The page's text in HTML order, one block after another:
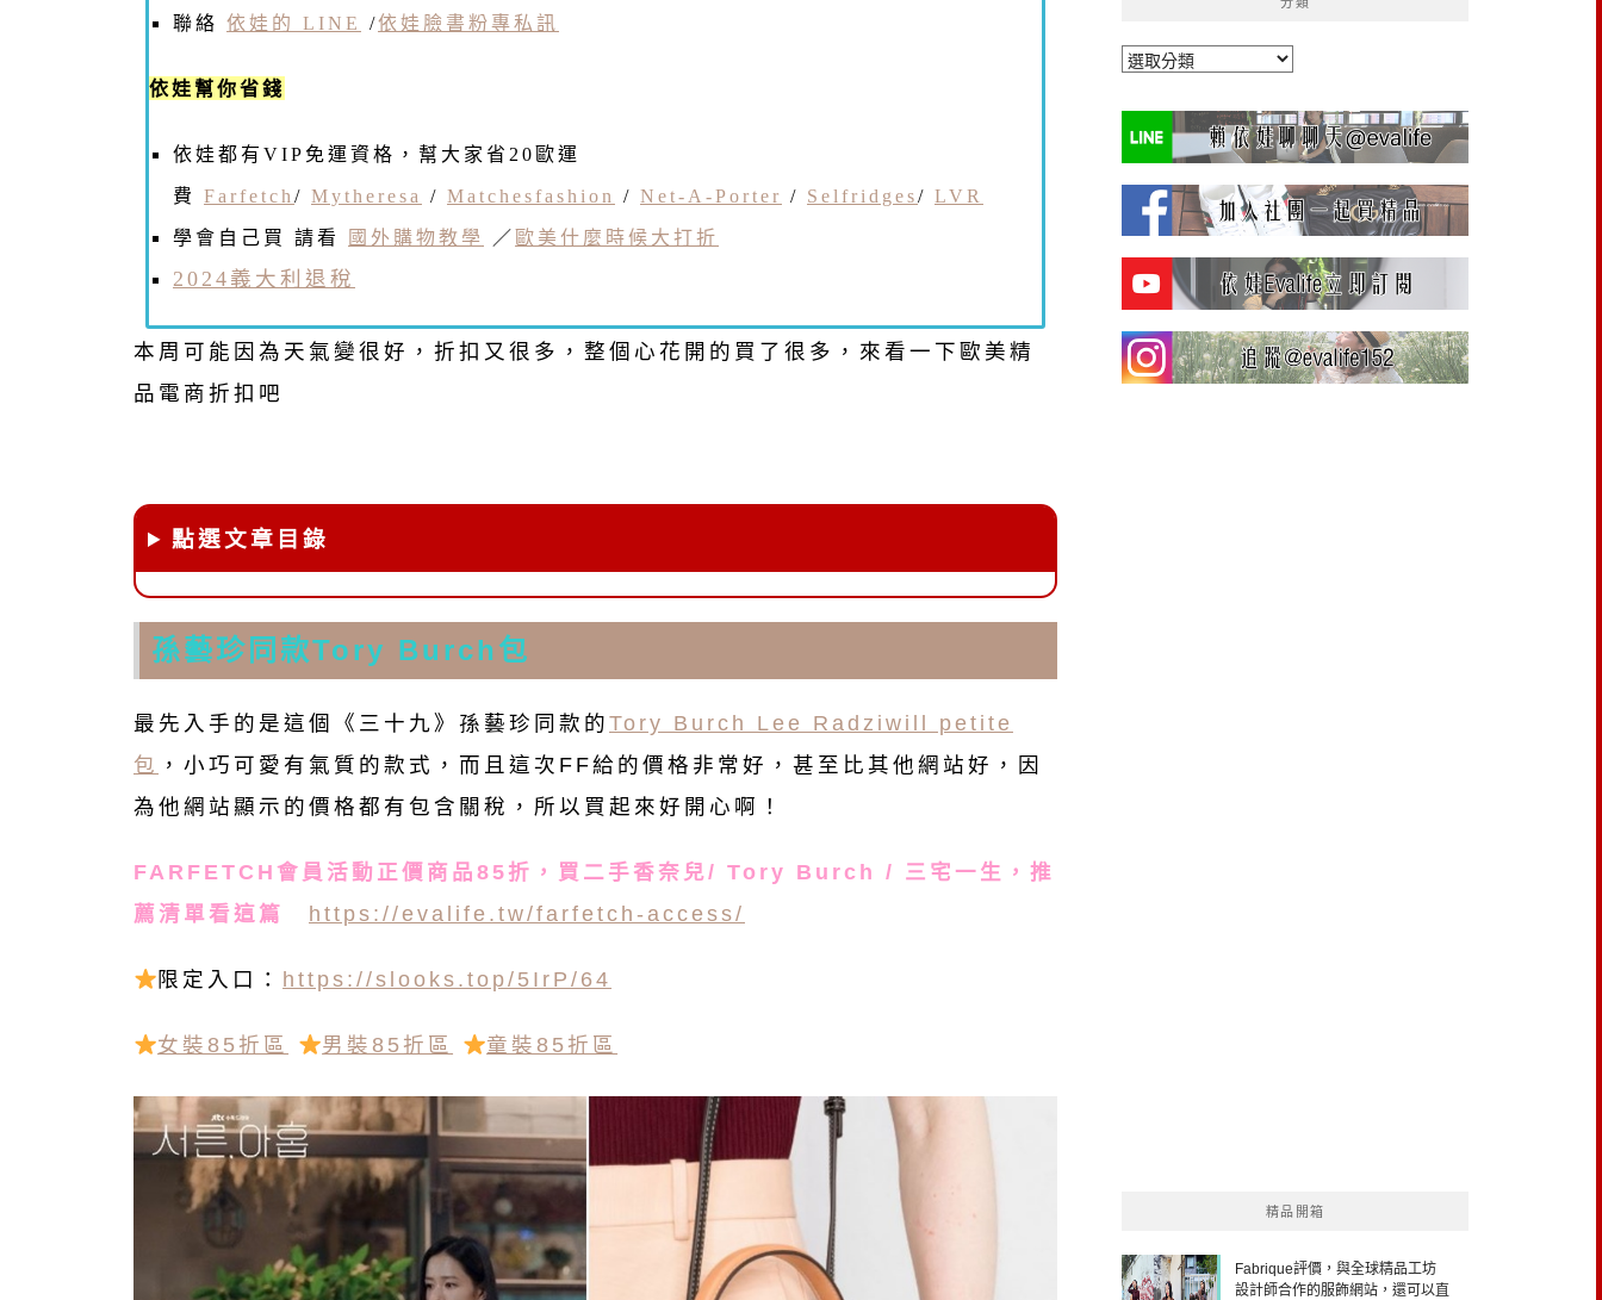
聯絡 依娃的 LINE /依娃臉書粉專私訊
依娃幫你省錢
依娃都有VIP免運資格，幫大家省20歐運
費 Farfetch / Mytheresa / Matchesfashion / Net-A-Porter / Selfridges/ LVR
學會自己買 請看 國外購物教學 ／ 歐美什麼時候大打折
2024義大利退稅
本周可能因為天氣變很好，折扣又很多，整個心花開的買了很多，來看一下歐美精
品電商折扣吧
點選文章目錄
孫藝珍同款Tory Burch包
最先入手的是這個《三十九》孫藝珍同款的 Tory Burch Lee Radziwill petite
包 ，小巧可愛有氣質的款式，而且這次FF給的價格非常好，甚至比其他網站好，因
為他網站顯示的價格都有包含關稅，所以買起來好開心啊！
FARFETCH會員活動正價商品85折，買二手香奈兒/ Tory Burch / 三宅一生，推
薦清單看這篇
https://evalife.tw/farfetch-access/
限定入口： https://slooks.top/5IrP/64
女裝85折區 男裝85折區 童裝85折區
分
精品開箱
Fabrique評價，與全球精品工坊
設計師合作的服飾網站，還可以直